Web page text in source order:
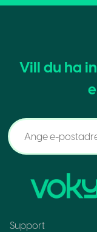
Vill du ha
Support